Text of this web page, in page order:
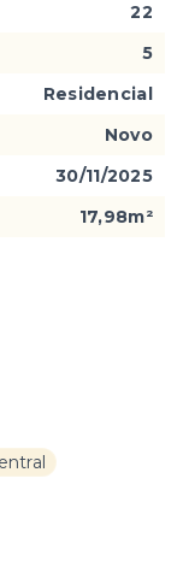
22
5
Residencial
Novo
30/11/2025
17,98m²